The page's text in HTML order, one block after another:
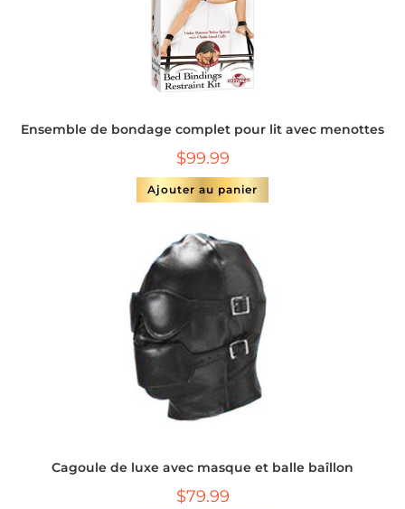
Ensemble de bondage complet pour lit avec menottes
$99.99
Ajouter au panier
Cagoule de luxe avec masque et balle baîllon
$79.99